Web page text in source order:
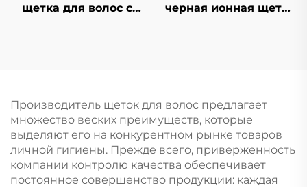
щетка для волос с
черная ионная щетка
с антистатической
ребристой
конструкцией для
укладки вьющихся
волос в салоне
Производитель щеток для волос предлагает
множество веских преимуществ, которые
выделяют его на конкурентном рынке товаров
личной гигиены. Прежде всего, приверженность
компании контролю качества обеспечивает
постоянное совершенство продукции: каждая